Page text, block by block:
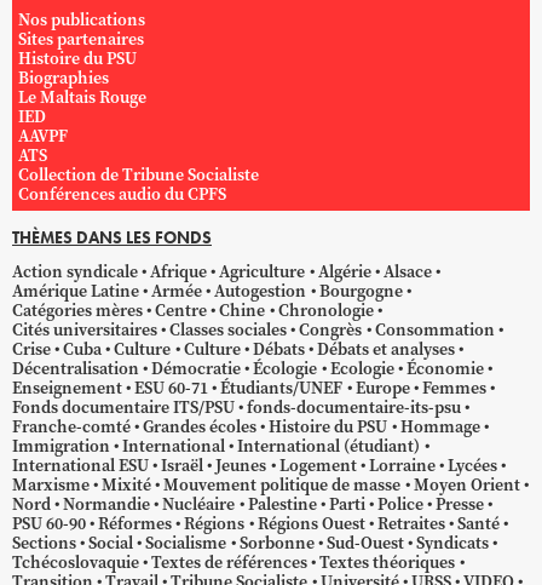
Nos publications
Sites partenaires
Histoire du PSU
Biographies
Le Maltais Rouge
IED
AAVPF
ATS
Collection de Tribune Socialiste
Conférences audio du CPFS
THÈMES DANS LES FONDS
Action syndicale Afrique Agriculture Algérie Alsace
Amérique Latine Armée Autogestion
Bourgogne
Catégories mères Centre Chine Chronologie
Cités universitaires Classes sociales Congrès Consommation
Crise Cuba Culture Culture Débats Débats et analyses
Décentralisation Démocratie Écologie Ecologie Économie
Enseignement ESU 60-71 Étudiants/UNEF Europe Femmes
Fonds documentaire ITS/PSU fonds-documentaire-its-psu
Franche-comté Grandes écoles Histoire du PSU Hommage
Immigration International International (étudiant)
International ESU Israël Jeunes Logement Lorraine Lycées
Marxisme Mixité Mouvement politique de masse Moyen Orient
Nord Normandie Nucléaire Palestine Parti Police Presse
PSU 60-90 Réformes Régions Régions Ouest Retraites Santé
Sections Social Socialisme Sorbonne Sud-Ouest Syndicats
Tchécoslovaquie Textes de références Textes théoriques